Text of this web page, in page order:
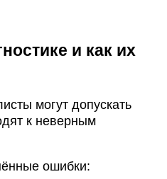
и как их
могут допускать
к неверным
ошибки: